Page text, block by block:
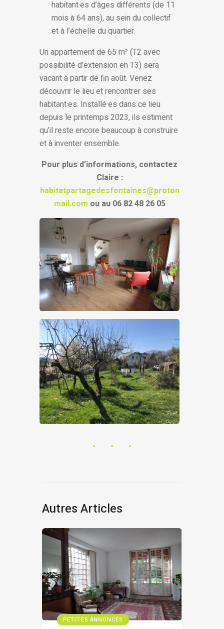
habitant·es d’âges différents (de 11
mois à 64 ans), au sein du collectif
et à l’échelle du quartier.
Un appartement de 65 m² (T2 avec
possibilité d’extension en T3) sera
vacant à partir de fin août. Venez
découvrir le lieu et rencontrer ses
habitant·es. Installé·es dans ce lieu
depuis le printemps 2023, ils estiment
qu’il reste encore beaucoup à construire
et à inventer ensemble.
Pour plus d’informations, contactez
Claire :
habitatpartagedesfontaines@proton
mail.com ou au 06 82 48 26 05
Autres Articles
PETITES ANNONCES